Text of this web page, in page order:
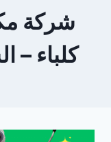
شركة
كلباء –